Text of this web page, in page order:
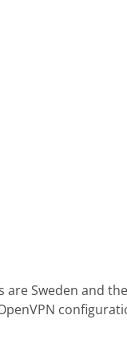
are Sweden and the